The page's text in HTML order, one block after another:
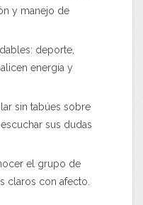
y manejo de
deporte,
energía y
sin tabúes sobre
sus dudas
el grupo de
claros con afecto.